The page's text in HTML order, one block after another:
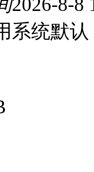
2026-8-8
系统默认